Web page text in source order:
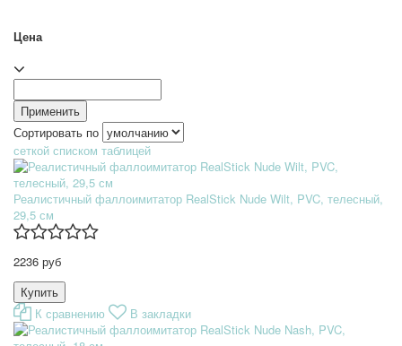
Цена
Сортировать по
сеткой списком таблицей
Реалистичный фаллоимитатор RealStick Nude Wilt, PVC, телесный,
29,5 см
2236 руб
К сравнению В закладки